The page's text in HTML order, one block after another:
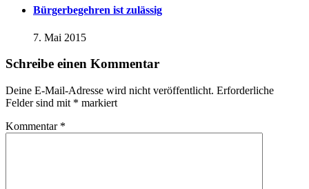
Bürgerbegehren ist zulässig
7. Mai 2015
Schreibe einen Kommentar
Deine E-Mail-Adresse wird nicht veröffentlicht. Erforderliche
Felder sind mit * markiert
Kommentar *